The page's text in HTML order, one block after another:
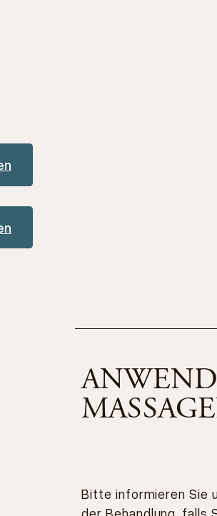
Bitte informieren Sie